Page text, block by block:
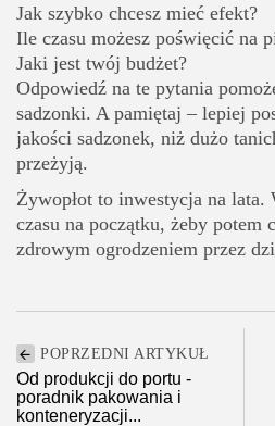
Jak szybko chcesz mieć efekt?
Ile czasu możesz poświęcić na
Jaki jest twój budżet?
Odpowiedź na te pytania
sadzonki. A pamiętaj – lepiej
jakości sadzonek, niż dużo
przeżyją.
Żywopłot to inwestycja na lata.
czasu na początku, żeby potem
zdrowym ogrodzeniem przez
POPRZEDNI ARTYKUŁ
Od produkcji do portu -
poradnik pakowania i
konteneryzacji...